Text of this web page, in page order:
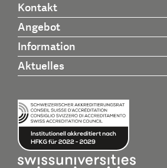
Kontakt
Angebot
Information
Aktuelles